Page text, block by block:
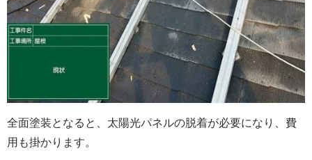
全面塗装となると、太陽光パネルの脱着が必要になり、費
用も掛かります。